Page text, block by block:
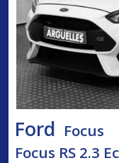
Ford Focus
Focus RS 2.3